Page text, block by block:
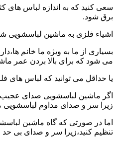
سعی کنید که به اندازه لباس های
برق شود.
اشیاء فلزی به ماشین لباسشویی
بسیاری از ما به ویژه ما خانم
می شود که برای بالا بردن عمر
یا حداقل می توانید که لباس
اگر ماشین لباسشویی صدای عجیب
زیرا سر و صدای مداوم لباسشویی
اما در صورتی که گاه ماشین
تنظیم کنید،زیرا سر و صدای بی